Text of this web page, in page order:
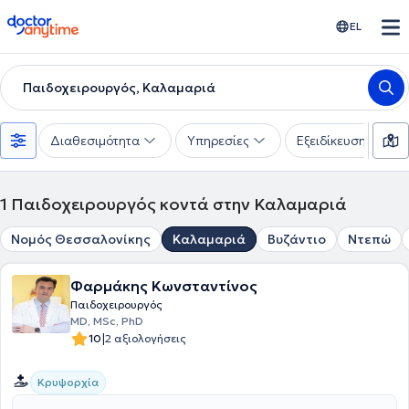
doctoranytime EL
Παιδοχειρουργός, Καλαμαριά
Διαθεσιμότητα Υπηρεσίες Εξειδίκευση
1 Παιδοχειρουργός κοντά στην Καλαμαριά
Νομός Θεσσαλονίκης Καλαμαριά Βυζάντιο Ντεπώ
Φαρμάκης Κωνσταντίνος
Παιδοχειρουργός
ΜD, MSc, PhD
10|2 αξιολογήσεις
Κρυψορχία